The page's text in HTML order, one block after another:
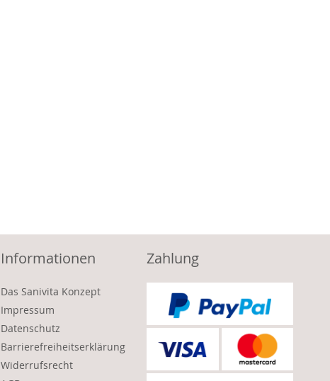
Informationen
Das Sanivita Konzept
Impressum
Datenschutz
Barrierefreiheitserklärung
Widerrufsrecht
Zahlung